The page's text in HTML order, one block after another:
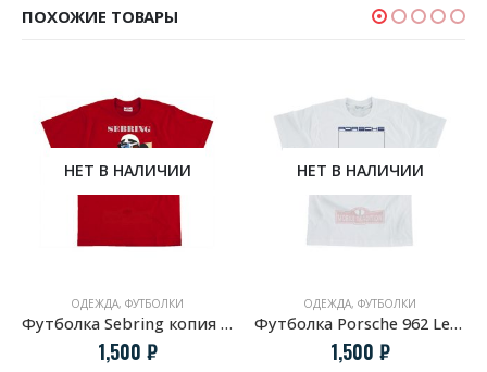
ПОХОЖИЕ ТОВАРЫ
НЕТ В НАЛИЧИИ
ОДЕЖДА, ФУТБОЛКИ
Футболка Sebring копия винтажной афиши Porsche
1,500 ₽
НЕТ В НАЛИЧИИ
ОДЕЖДА, ФУТБОЛКИ
Футболка Porsche 962 LeMans
1,500 ₽